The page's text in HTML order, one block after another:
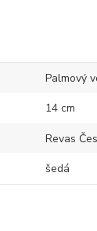
Palmový
14 cm
Revas
šedá